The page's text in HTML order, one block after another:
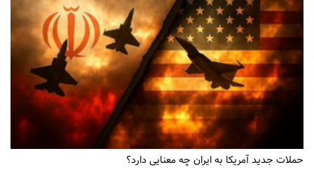
حملات جدید آمریکا به ایران چه معنایی دارد؟